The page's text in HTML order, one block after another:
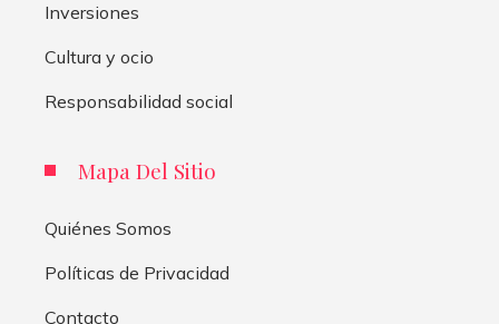
Inversiones
Cultura y ocio
Responsabilidad social
Mapa Del Sitio
Quiénes Somos
Políticas de Privacidad
Contacto